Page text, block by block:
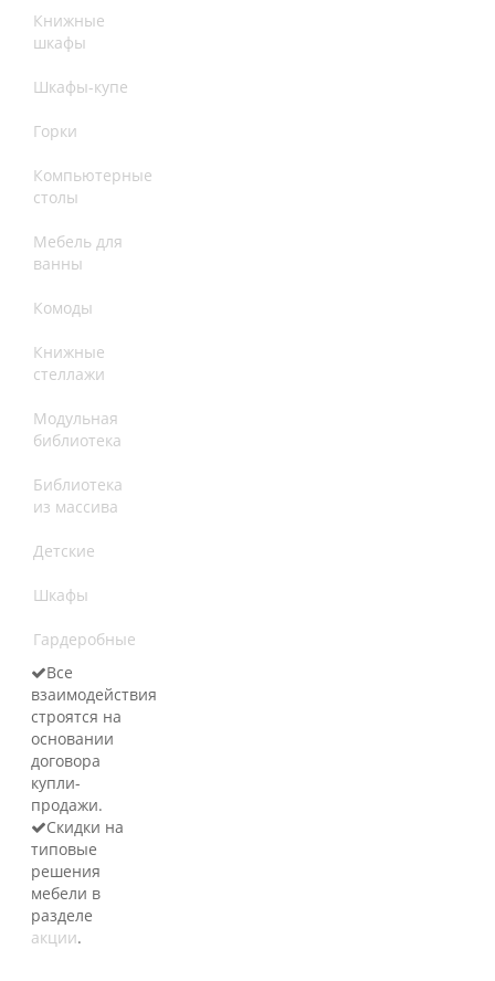
Книжные
шкафы
Шкафы-купе
Горки
Компьютерные
столы
Мебель для
ванны
Комоды
Книжные
стеллажи
Модульная
библиотека
Библиотека
из массива
Детские
Шкафы
Гардеробные
Все
взаимодействия
строятся на
основании
договора
купли-
продажи.
Скидки на
типовые
решения
мебели в
разделе
акции.